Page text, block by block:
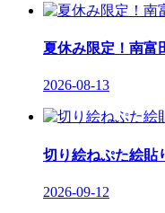
夏休み限定！南富
2026-08-13
切り絵ねぷた絵貼
2026-09-12